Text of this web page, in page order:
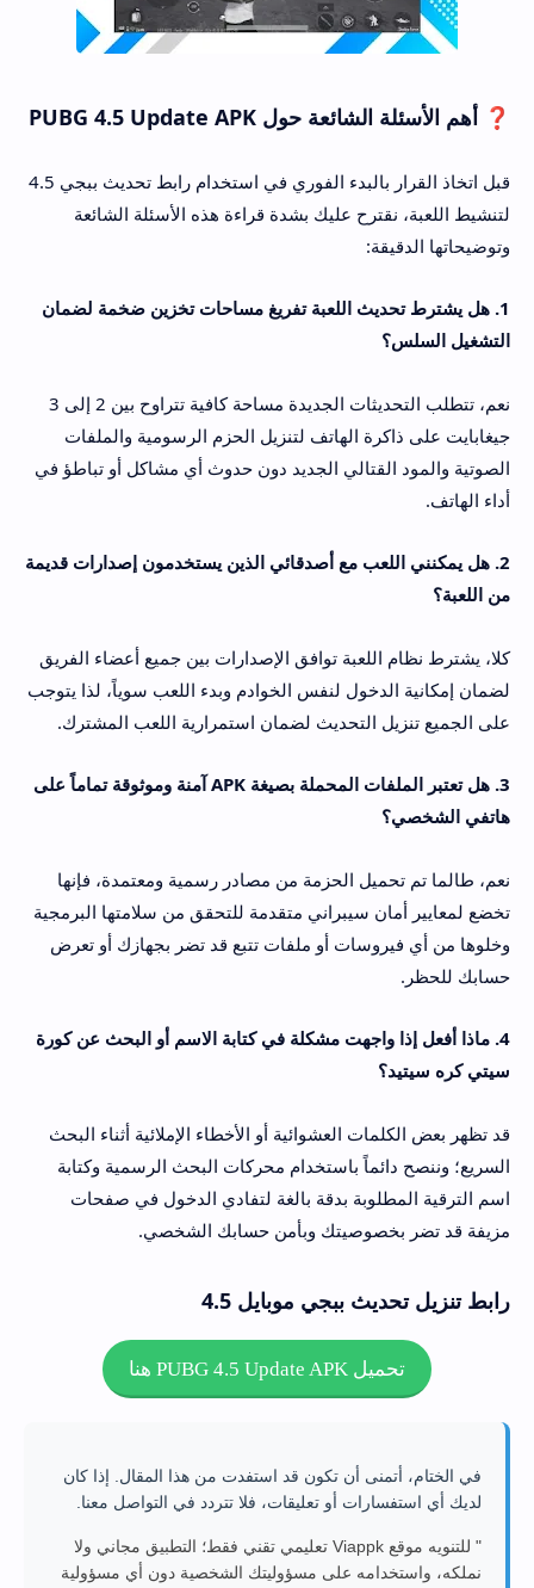
❓ أهم الأسئلة الشائعة حول PUBG 4.5 Update APK
قبل اتخاذ القرار بالبدء الفوري في استخدام رابط تحديث ببجي 4.5
لتنشيط اللعبة، نقترح عليك بشدة قراءة هذه الأسئلة الشائعة
وتوضيحاتها الدقيقة:
1. هل يشترط تحديث اللعبة تفريغ مساحات تخزين ضخمة لضمان
التشغيل السلس؟
نعم، تتطلب التحديثات الجديدة مساحة كافية تتراوح بين 2 إلى 3
جيغابايت على ذاكرة الهاتف لتنزيل الحزم الرسومية والملفات
الصوتية والمود القتالي الجديد دون حدوث أي مشاكل أو تباطؤ في
أداء الهاتف.
2. هل يمكنني اللعب مع أصدقائي الذين يستخدمون إصدارات قديمة
من اللعبة؟
كلا، يشترط نظام اللعبة توافق الإصدارات بين جميع أعضاء الفريق
لضمان إمكانية الدخول لنفس الخوادم وبدء اللعب سوياً، لذا يتوجب
على الجميع تنزيل التحديث لضمان استمرارية اللعب المشترك.
3. هل تعتبر الملفات المحملة بصيغة APK آمنة وموثوقة تماماً على
هاتفي الشخصي؟
نعم، طالما تم تحميل الحزمة من مصادر رسمية ومعتمدة، فإنها
تخضع لمعايير أمان سيبراني متقدمة للتحقق من سلامتها البرمجية
وخلوها من أي فيروسات أو ملفات تتبع قد تضر بجهازك أو تعرض
حسابك للحظر.
4. ماذا أفعل إذا واجهت مشكلة في كتابة الاسم أو البحث عن كورة
سيتي كره سيتيد؟
قد تظهر بعض الكلمات العشوائية أو الأخطاء الإملائية أثناء البحث
السريع؛ وننصح دائماً باستخدام محركات البحث الرسمية وكتابة
اسم الترقية المطلوبة بدقة بالغة لتفادي الدخول في صفحات
مزيفة قد تضر بخصوصيتك وبأمن حسابك الشخصي.
رابط تنزيل تحديث ببجي موبايل 4.5
تحميل PUBG 4.5 Update APK هنا
في الختام، أتمنى أن تكون قد استفدت من هذا المقال. إذا كان
لديك أي استفسارات أو تعليقات، فلا تتردد في التواصل معنا.
" للتنويه موقع Viappk تعليمي تقني فقط؛ التطبيق مجاني ولا
نملكه، واستخدامه على مسؤوليتك الشخصية دون أي مسؤولية